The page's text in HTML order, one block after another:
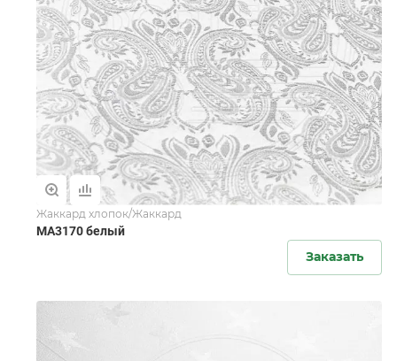
Жаккард хлопок/Жаккард
MA3170 белый
Заказать